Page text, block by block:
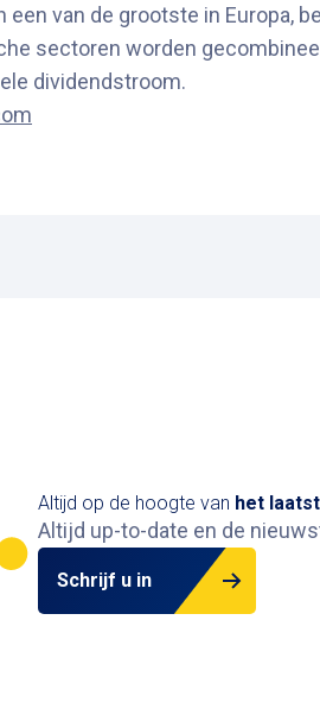
van de grootste in Europa,
sectoren worden
dividendstroom.
Altijd op de hoogte van het
Altijd up-to-date en de
Schrijf u in